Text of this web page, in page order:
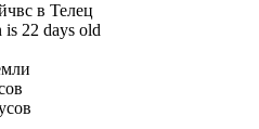
в Телец
is 22 days old